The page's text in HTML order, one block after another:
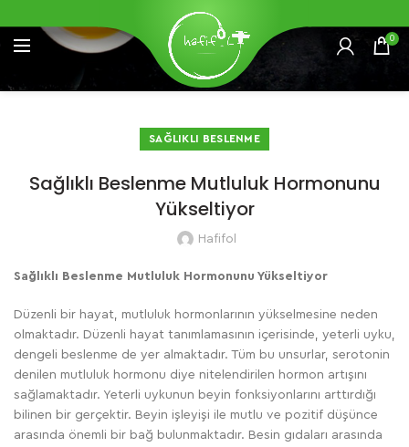
0
SAĞLIKLI BESLENME
Sağlıklı Beslenme Mutluluk Hormonunu
Yükseltiyor
Hafifol
Sağlıklı Beslenme Mutluluk Hormonunu Yükseltiyor
Düzenli bir hayat, mutluluk hormonlarının yükselmesine neden
olmaktadır. Düzenli hayat tanımlamasının içerisinde, yeterli uyku,
dengeli beslenme de yer almaktadır. Tüm bu unsurlar, serotonin
denilen mutluluk hormonu diye nitelendirilen hormon artışını
sağlamaktadır. Yeterli uykunun beyin fonksiyonlarını arttırdığı
bilinen bir gerçektir. Beyin işleyişi ile mutlu ve pozitif düşünce
arasında önemli bir bağ bulunmaktadır. Besin gıdaları arasında